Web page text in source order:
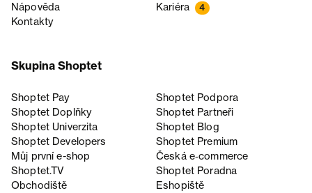
Nápověda
Kariéra 4
Kontakty
Skupina Shoptet
Shoptet Pay
Shoptet Podpora
Shoptet Doplňky
Shoptet Partneři
Shoptet Univerzita
Shoptet Blog
Shoptet Developers
Shoptet Premium
Můj první e-shop
Česká e‑commerce
Shoptet.TV
Shoptet Poradna
Obchodiště
Eshopiště